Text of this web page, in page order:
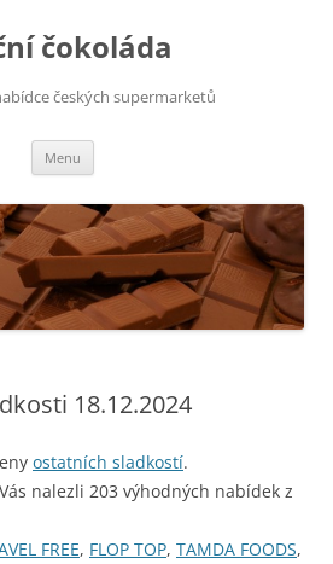
čokoláda
českých supermarketů
Menu
18.12.2024
ostatních sladkostí.
nalezli 203 výhodných nabídek z
FREE, FLOP TOP, TAMDA FOODS,